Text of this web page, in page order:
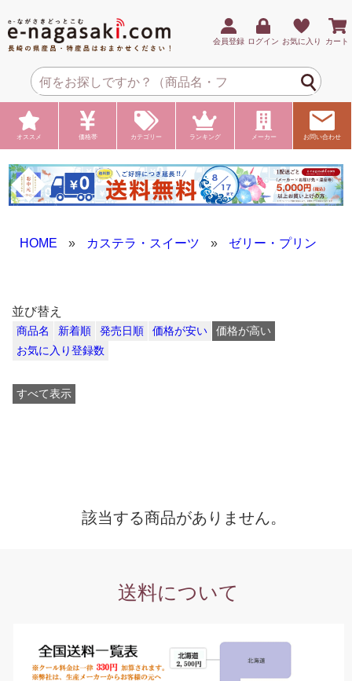
会員登録 ログイン お気に入り カート
オススメ 価格帯 カテゴリー ランキング メーカー お問い合わせ
HOME » カステラ・スイーツ » ゼリー・プリン
並び替え
商品名 新着順 発売日順 価格が安い
価格が高い
お気に入り登録数
すべて表示
該当する商品がありません。
送料について